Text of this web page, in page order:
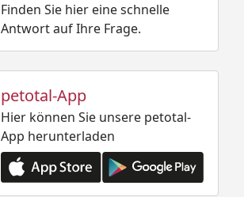
Finden Sie hier eine schnelle
Antwort auf Ihre Frage.
petotal-App
Hier können Sie unsere petotal-
App herunterladen